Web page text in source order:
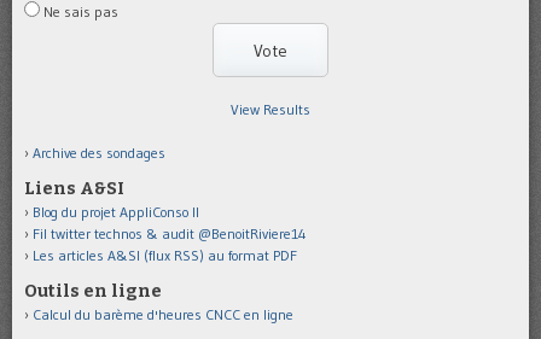
Ne sais pas
View Results
Archive des sondages
Liens A&SI
Blog du projet AppliConso II
Fil twitter technos & audit @BenoitRiviere14
Les articles A&SI (flux RSS) au format PDF
Outils en ligne
Calcul du barème d'heures CNCC en ligne